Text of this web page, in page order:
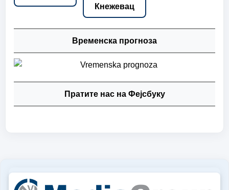
Кнежевац
Временска прогноза
Пратите нас на Фејсбуку